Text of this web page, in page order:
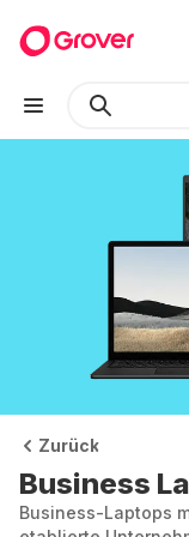
Zurück
Business
Business-Laptops